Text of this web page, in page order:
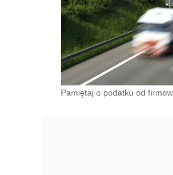
Pamiętaj o podatku od